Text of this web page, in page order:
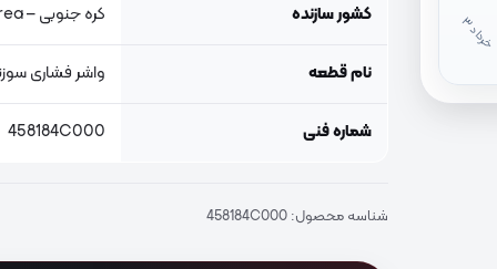
خ
ر
داد
۳
کشور سازنده کره جنوبی – South Korea
نام قطعه واشر فشاری
شماره فنی 458184C000
شناسه محصول:458184C000